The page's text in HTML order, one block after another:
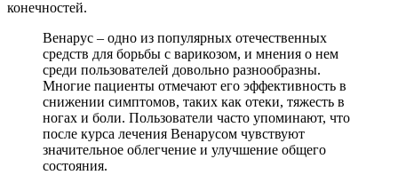
конечностей.
Венарус – одно из популярных отечественных
средств для борьбы с варикозом, и мнения о нем
среди пользователей довольно разнообразны.
Многие пациенты отмечают его эффективность в
снижении симптомов, таких как отеки, тяжесть в
ногах и боли. Пользователи часто упоминают, что
после курса лечения Венарусом чувствуют
значительное облегчение и улучшение общего
состояния.